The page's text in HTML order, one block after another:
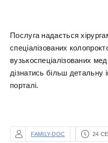
Послуга надається
спеціалізованих
вузькоспеціалізованих
дізнатись більш
порталі.
FAMILY-DOC 24